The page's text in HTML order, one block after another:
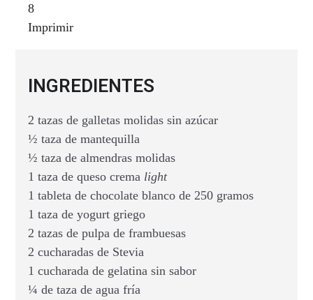
8
Imprimir
INGREDIENTES
2 tazas de galletas molidas sin azúcar
½ taza de mantequilla
½ taza de almendras molidas
1 taza de queso crema light
1 tableta de chocolate blanco de 250 gramos
1 taza de yogurt griego
2 tazas de pulpa de frambuesas
2 cucharadas de Stevia
1 cucharada de gelatina sin sabor
¼ de taza de agua fría